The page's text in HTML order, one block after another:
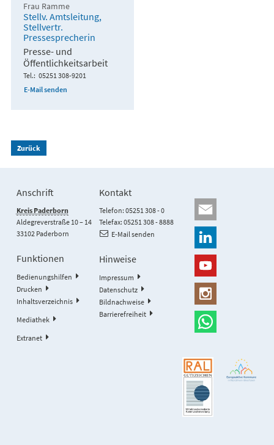
Frau Ramme
Stellv. Amtsleitung,
Stellvertr.
Pressesprecherin
Presse- und
Öffentlichkeitsarbeit
Tel. 05251 308-9201
E-Mail senden
Zurück
Anschrift
Kreis Paderborn
Aldegreverstraße 10 – 14
33102 Paderborn
Kontakt
Telefon: 05251 308 - 0
Telefax: 05251 308 - 8888
E-Mail senden
Funktionen
Bedienungshilfen
Drucken
Inhaltsverzeichnis
Mediathek
Extranet
Hinweise
Impressum
Datenschutz
Bildnachweise
Barrierefreiheit